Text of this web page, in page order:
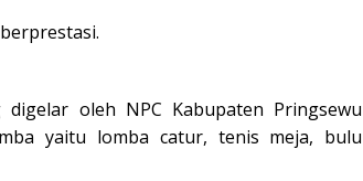
oleh NPC Kabupaten Pringsewu
yaitu lomba catur, tenis meja, bulu